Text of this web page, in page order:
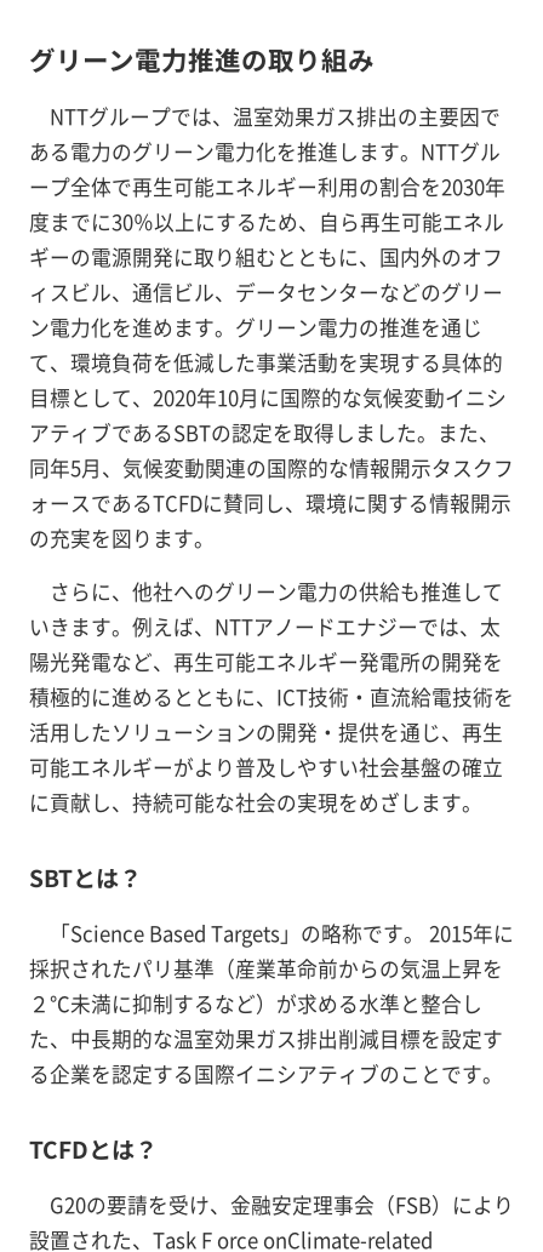
グリーン電力推進の取り組み
NTTグループでは、温室効果ガス排出の主要因で
ある電力のグリーン電力化を推進します。NTTグル
ープ全体で再生可能エネルギー利用の割合を2030年
度までに30％以上にするため、自ら再生可能エネル
ギーの電源開発に取り組むとともに、国内外のオフ
ィスビル、通信ビル、データセンターなどのグリー
ン電力化を進めます。グリーン電力の推進を通じ
て、環境負荷を低減した事業活動を実現する具体的
目標として、2020年10月に国際的な気候変動イニシ
アティブであるSBTの認定を取得しました。また、
同年5月、気候変動関連の国際的な情報開示タスクフ
ォースであるTCFDに賛同し、環境に関する情報開示
の充実を図ります。
さらに、他社へのグリーン電力の供給も推進して
いきます。例えば、NTTアノードエナジーでは、太
陽光発電など、再生可能エネルギー発電所の開発を
積極的に進めるとともに、ICT技術・直流給電技術を
活用したソリューションの開発・提供を通じ、再生
可能エネルギーがより普及しやすい社会基盤の確立
に貢献し、持続可能な社会の実現をめざします。
SBTとは？
「Science Based Targets」の略称です。 2015年に
採択されたパリ基準（産業革命前からの気温上昇を
２℃未満に抑制するなど）が求める水準と整合し
た、中長期的な温室効果ガス排出削減目標を設定す
る企業を認定する国際イニシアティブのことです。
TCFDとは？
G20の要請を受け、金融安定理事会（FSB）により
設置された、Task F orce onClimate-related